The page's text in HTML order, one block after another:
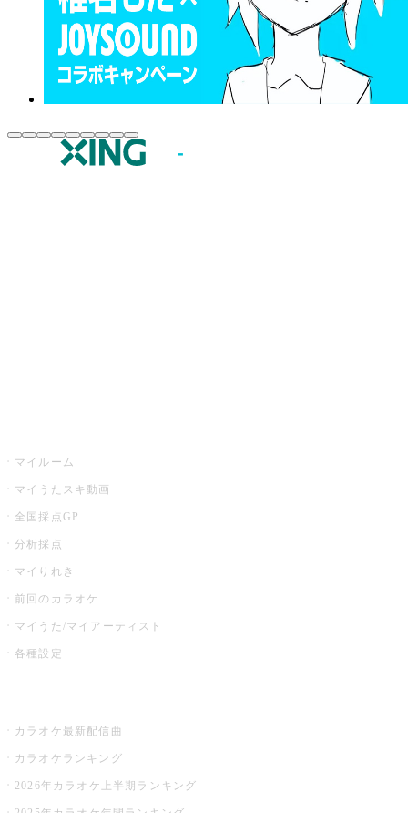
マイルーム
マイうたスキ動画
全国採点GP
分析採点
マイりれき
前回のカラオケ
マイうた/マイアーティスト
各種設定
カラオケ最新配信曲
カラオケランキング
2026年カラオケ上半期ランキング